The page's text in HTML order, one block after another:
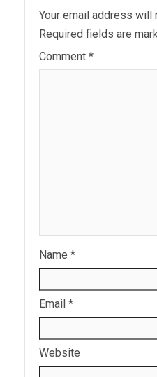
Your email address will
Required fields are
Comment *
Name *
Email *
Website